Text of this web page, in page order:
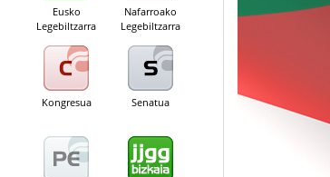
Eusko
Legebiltzarra
Nafarroako
Legebiltzarra
Kongresua Senatua